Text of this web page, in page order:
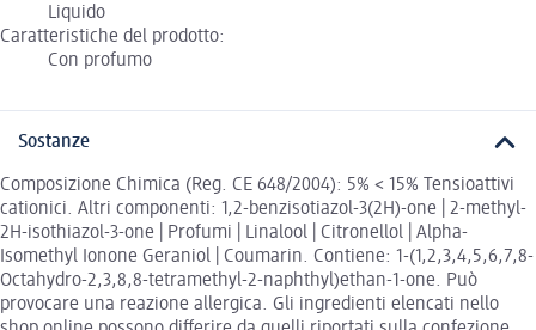
Liquido
Caratteristiche del prodotto:
Con profumo
Sostanze
Composizione Chimica (Reg. CE 648/2004): 5% < 15% Tensioattivi
cationici. Altri componenti: 1,2-benzisotiazol-3(2H)-one | 2-methyl-
2H-isothiazol-3-one | Profumi | Linalool | Citronellol | Alpha-
Isomethyl Ionone Geraniol | Coumarin. Contiene: 1-(1,2,3,4,5,6,7,8-
Octahydro-2,3,8,8-tetramethyl-2-naphthyl)ethan-1-one. Può
provocare una reazione allergica. Gli ingredienti elencati nello